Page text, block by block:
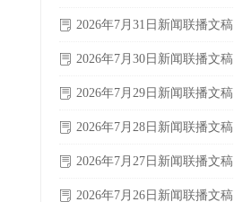
ꂓ 2026年7月31日新闻联播文稿
ꂓ 2026年7月30日新闻联播文稿
ꂓ 2026年7月29日新闻联播文稿
ꂓ 2026年7月28日新闻联播文稿
ꂓ 2026年7月27日新闻联播文稿
ꂓ 2026年7月26日新闻联播文稿